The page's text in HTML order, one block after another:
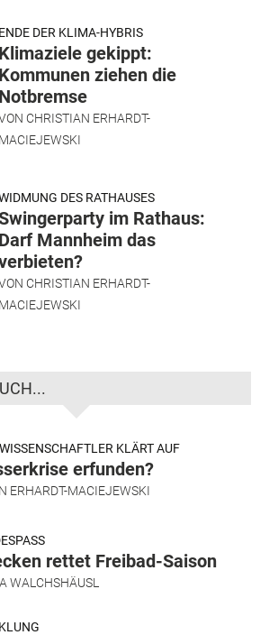
ENDE DER KLIMA-HYBRIS
Klimaziele gekippt:
Kommunen ziehen die
Notbremse
CHRISTIAN ERHARDT-
MACIEJEWSKI
DES RATHAUSES
im Rathaus:
Darf Mannheim das
CHRISTIAN ERHARDT-
MACIEJEWSKI
KLÄRT AUF
erfunden?
ERHARDT-MACIEJEWSKI
rettet Freibad-Saison
WALCHSHÄUSL